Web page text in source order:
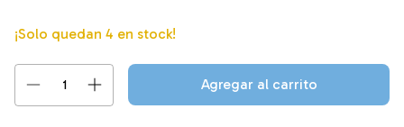
¡Solo quedan 4 en stock!